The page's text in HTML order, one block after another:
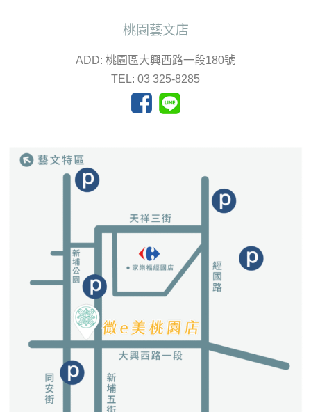
桃園藝文店
ADD: 桃園區大興西路一段180號
TEL: 03 325-8285